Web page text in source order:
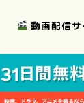
動画配信サ